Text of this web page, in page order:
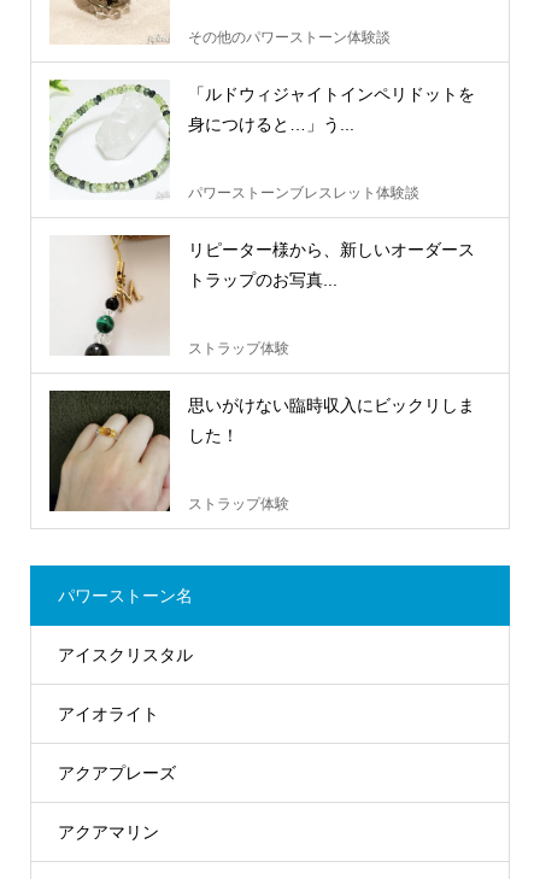
その他のパワーストーン体験談
「ルドウィジャイトインペリドットを
身につけると…」う...
パワーストーンブレスレット体験談
リピーター様から、新しいオーダース
トラップのお写真...
ストラップ体験
思いがけない臨時収入にビックリしま
した！
ストラップ体験
パワーストーン名
アイスクリスタル
アイオライト
アクアプレーズ
アクアマリン